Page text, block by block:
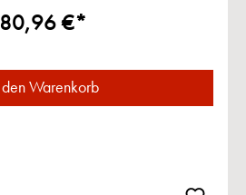
80,96 €*
den Warenkorb